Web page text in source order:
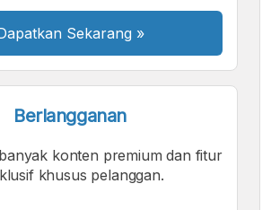
Sekarang »
Berlangganan
konten premium dan fitur
khusus pelanggan.